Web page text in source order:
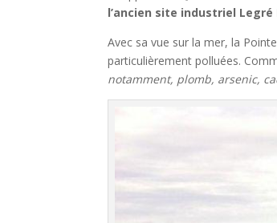
l’ancien site industriel Legré
Avec sa vue sur la mer, la
particulièrement polluées.
notamment, plomb, arsenic,